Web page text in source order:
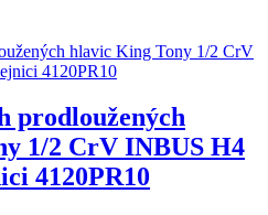
prodloužených
1/2 CrV INBUS H4
4120PR10